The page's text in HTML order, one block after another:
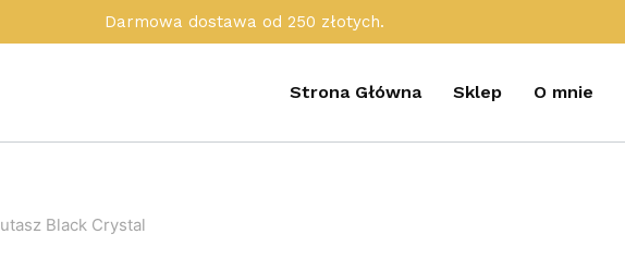
Darmowa dostawa od 250 złotych.
Strona Główna Sklep O mnie
Black Crystal